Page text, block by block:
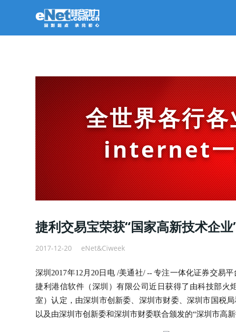
全世界各行
internet一
捷利交易宝荣获“国家高新技术企
2017-12-20 eNet&Ciweek
深圳2017年12月20日电 /美通社/ -- 专注一体化证券交易
捷利港信软件（深圳）有限公司近日获得了由科技部火
室）认定，由深圳市创新委、深圳市财委、深圳市国税
以及由深圳市创新委和深圳市财委联合颁发的“深圳市高新